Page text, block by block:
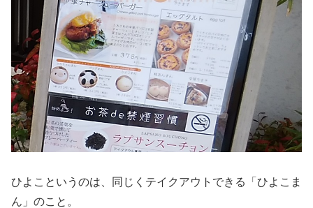
ひよこというのは、同じくテイクアウトできる「ひよこま
ん」のこと。